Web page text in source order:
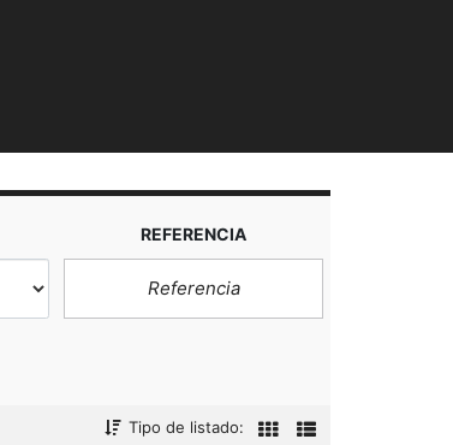
REFERENCIA
Tipo de listado: